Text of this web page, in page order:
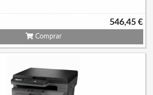
546,45 €
Comprar